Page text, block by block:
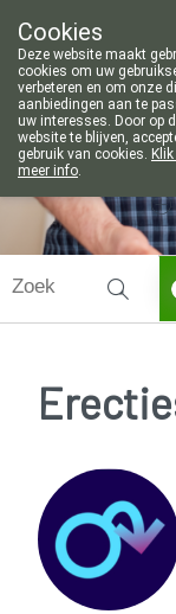
Vandaag
Cookies
Deze website maakt
cookies om uw
verbeteren en om onze
aanbiedingen aan te
uw interesses. Door op
website te blijven,
gebruik van cookies.
meer info.